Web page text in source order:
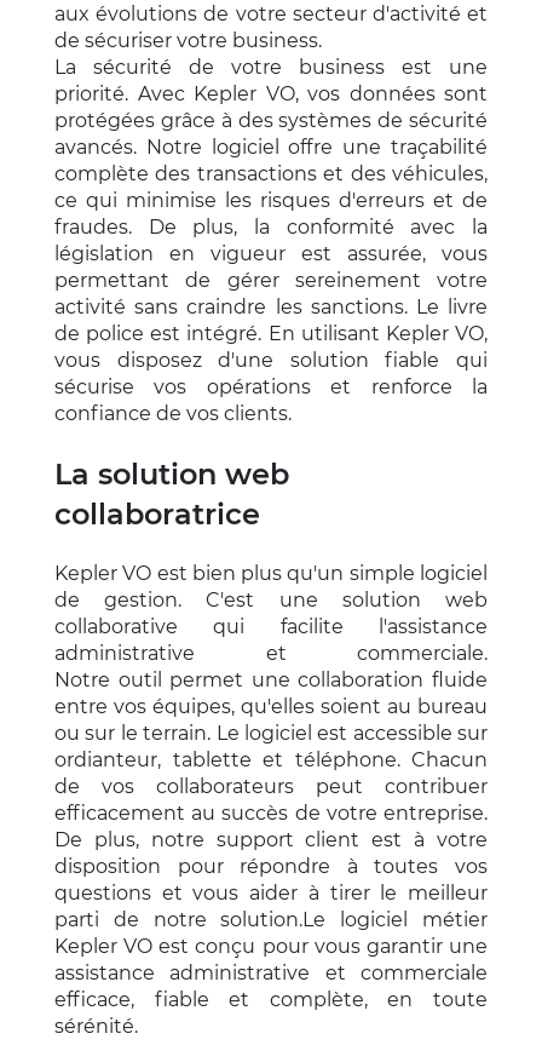
aux évolutions de votre secteur d'activité et
de sécuriser votre business.
La sécurité de votre business est une
priorité. Avec Kepler VO, vos données sont
protégées grâce à des systèmes de sécurité
avancés. Notre logiciel offre une traçabilité
complète des transactions et des véhicules,
ce qui minimise les risques d'erreurs et de
fraudes. De plus, la conformité avec la
législation en vigueur est assurée, vous
permettant de gérer sereinement votre
activité sans craindre les sanctions. Le livre
de police est intégré. En utilisant Kepler VO,
vous disposez d'une solution fiable qui
sécurise vos opérations et renforce la
confiance de vos clients.
La solution web
collaboratrice
Kepler VO est bien plus qu'un simple logiciel
de gestion. C'est une solution web
collaborative qui facilite l'assistance
administrative et commerciale.
Notre outil permet une collaboration fluide
entre vos équipes, qu'elles soient au bureau
ou sur le terrain. Le logiciel est accessible sur
ordianteur, tablette et téléphone. Chacun
de vos collaborateurs peut contribuer
efficacement au succès de votre entreprise.
De plus, notre support client est à votre
disposition pour répondre à toutes vos
questions et vous aider à tirer le meilleur
parti de notre solution.Le logiciel métier
Kepler VO est conçu pour vous garantir une
assistance administrative et commerciale
efficace, fiable et complète, en toute
sérénité.